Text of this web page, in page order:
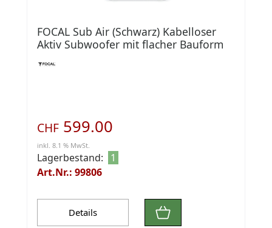
FOCAL Sub Air (Schwarz) Kabelloser
Aktiv Subwoofer mit flacher Bauform
CHF 599.00
inkl. 8.1 % MwSt.
Lagerbestand:
1
Art.Nr.: 99806
Details